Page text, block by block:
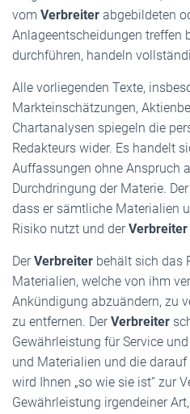
vom Verbreiter abgebildeten
Anlageentscheidungen treffen
durchführen, handeln
Alle vorliegenden Texte,
Markteinschätzungen,
Chartanalysen spiegeln die
Redakteurs wider. Es handelt
Auffassungen ohne Anspruch
Durchdringung der Materie.
dass er sämtliche Materialien
Risiko nutzt und derVerbreiter
DerVerbreiter behält sich das
Materialien, welche von ihm
Ankündigung abzuändern, zu
zu entfernen. DerVerbreiter
Gewährleistung für Service
und Materialien und die
wird Ihnen „so wie sie ist“ zur
Gewährleistung irgendeiner